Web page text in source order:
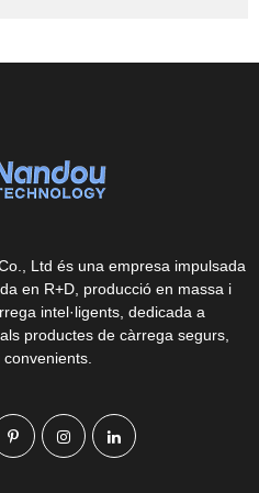
Ltd és una empresa impulsada
en R+D, producció en massa i
intel·ligents, dedicada a
productes de càrrega segurs,